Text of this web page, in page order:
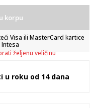
korpu
Visa ili MasterCard kartice
Intesa
željenu veličinu
u roku od 14 dana